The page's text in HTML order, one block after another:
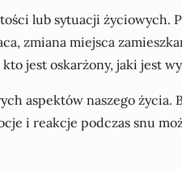
lub sytuacji życiowych.
zmiana miejsca
jest oskarżony, jaki jest
aspektów naszego życia.
i reakcje podczas snu